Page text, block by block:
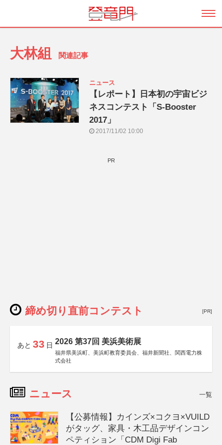
大林組 関連記事
ニュース
【レポート】日本初の宇宙ビジ
ネスコンテスト「S-Booster
2017」
2017/11/02 10:00
PR
締め切り直前コンテスト [PR]
あと 33 日 2026 第37回 美浜美術展
福井県美浜町、美浜町教育委員会、福井新聞社、関西電力株
式会社
ニュース 一覧
【公募情報】カインズ×コクヨ×VUILD
がタッグ、家具・木工品デザインコン
ペティション「CDM Digi Fab